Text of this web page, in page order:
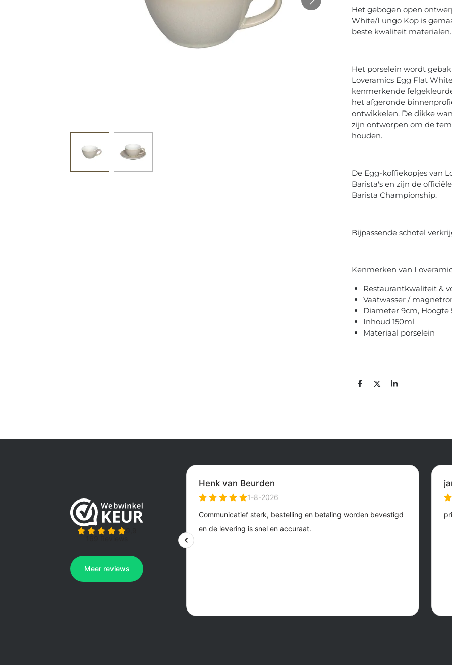
Het gebogen open
White/Lungo Kop is
beste kwaliteit materialen.
Het porselein wordt
Loveramics Egg Flat
kenmerkende
het afgeronde
ontwikkelen. De dikke
zijn ontworpen om de
houden.
De Egg-koffiekopjes van
Barista's en zijn de
Barista Championship.
Bijpassende schotel
Kenmerken van
Restaurantkwaliteit &
Vaatwasser /
Diameter 9cm, Hoogte
Inhoud 150ml
Materiaal porselein
D
D
S